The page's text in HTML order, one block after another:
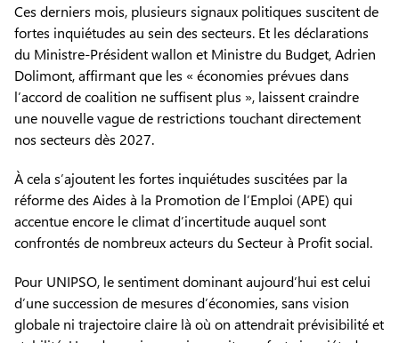
Ces derniers mois, plusieurs signaux politiques suscitent de
fortes inquiétudes au sein des secteurs. Et les déclarations
du Ministre-Président wallon et Ministre du Budget, Adrien
Dolimont, affirmant que les « économies prévues dans
l’accord de coalition ne suffisent plus », laissent craindre
une nouvelle vague de restrictions touchant directement
nos secteurs dès 2027.
À cela s’ajoutent les fortes inquiétudes suscitées par la
réforme des Aides à la Promotion de l’Emploi (APE) qui
accentue encore le climat d’incertitude auquel sont
confrontés de nombreux acteurs du Secteur à Profit social.
Pour UNIPSO, le sentiment dominant aujourd’hui est celui
d’une succession de mesures d’économies, sans vision
globale ni trajectoire claire là où on attendrait prévisibilité et